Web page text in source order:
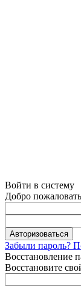
Войти в систему
Добро
Забыли пароль?
Восстановление
Восстановите